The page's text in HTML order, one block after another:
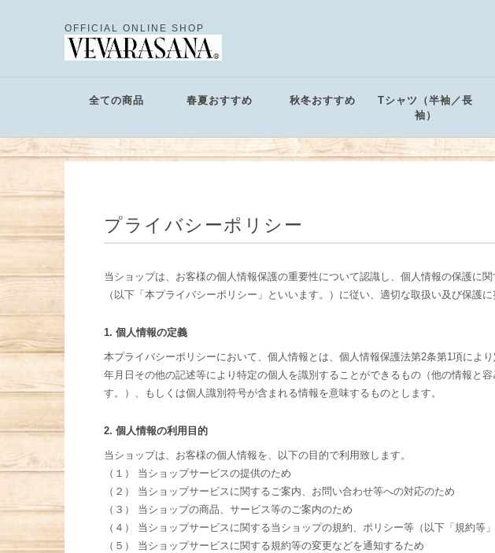
OFFICIAL ONLINE SHOP
全ての商品 春夏おすすめ 秋冬おすすめ
Tシャツ（半袖／長
袖）
プライバシーポリシー
当ショップは、お客様の個人情報保護の重要性について認識し、個人情報の保護に
（以下「本プライバシーポリシー」といいます。）に従い、適切な取扱い及び保護に
1. 個人情報の定義
本プライバシーポリシーにおいて、個人情報とは、個人情報保護法第2条第1項によ
年月日その他の記述等により特定の個人を識別することができるもの（他の情報と
す。）、もしくは個人識別符号が含まれる情報を意味するものとします。
2. 個人情報の利用目的
当ショップは、お客様の個人情報を、以下の目的で利用致します。
（１） 当ショップサービスの提供のため
（２） 当ショップサービスに関するご案内、お問い合わせ等への対応のため
（３） 当ショップの商品、サービス等のご案内のため
（４） 当ショップサービスに関する当ショップの規約、ポリシー等（以下「規約等
（５） 当ショップサービスに関する規約等の変更などを通知するため